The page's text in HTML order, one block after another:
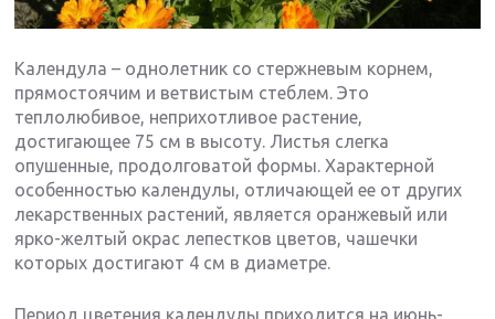
Календула – однолетник со стержневым корнем,
прямостоячим и ветвистым стеблем. Это
теплолюбивое, неприхотливое растение,
достигающее 75 см в высоту. Листья слегка
опушенные, продолговатой формы. Характерной
особенностью календулы, отличающей ее от других
лекарственных растений, является оранжевый или
ярко-желтый окрас лепестков цветов, чашечки
которых достигают 4 см в диаметре.
Период цветения календулы приходится на июнь-